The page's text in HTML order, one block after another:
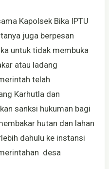
Kapolsek Bika IPTU
juga berpesan
untuk tidak membuka
atau ladang
telah
Karhutla dan
sanksi hukuman bagi
hutan dan lahan
dahulu ke instansi
desa